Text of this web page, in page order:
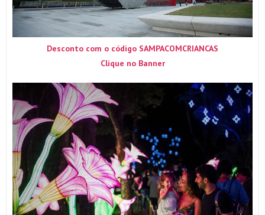
Desconto com o código SAMPACOMCRIANCAS
Clique no Banner